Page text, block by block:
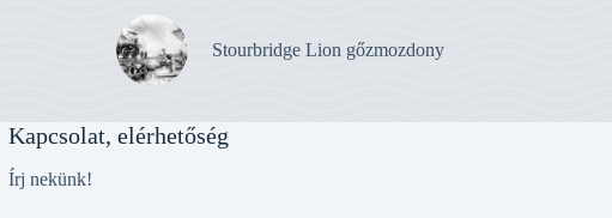
Stourbridge Lion gőzmozdony
Kapcsolat, elérhetőség
Írj nekünk!